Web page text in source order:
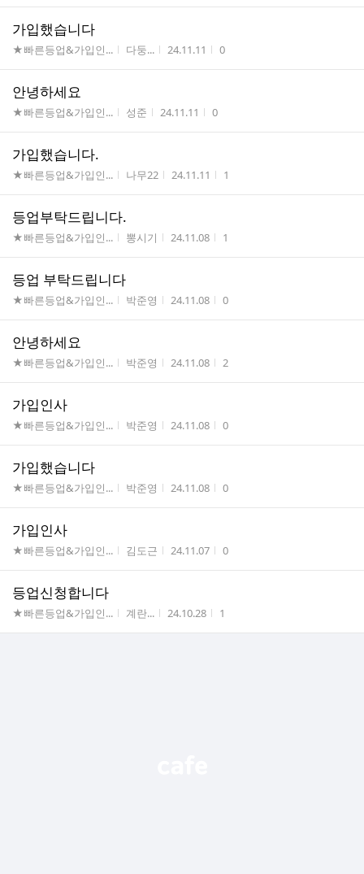
가입했습니다
게시판명
★빠른등업&가입인... 작성자
다둥... 작성시간
24.11.11 조회수
0
안녕하세요
게시판명
★빠른등업&가입인... 작성자
성준 작성시간
24.11.11 조회수
0
가입했습니다.
게시판명
★빠른등업&가입인... 작성자
나무22 작성시간
24.11.11 조회수
1
등업부탁드립니다.
게시판명
★빠른등업&가입인... 작성자
뽕시기 작성시간
24.11.08 조회수
1
등업 부탁드립니다
게시판명
★빠른등업&가입인... 작성자
박준영 작성시간
24.11.08 조회수
0
안녕하세요
게시판명
★빠른등업&가입인... 작성자
박준영 작성시간
24.11.08 조회수
2
가입인사
게시판명
★빠른등업&가입인... 작성자
박준영 작성시간
24.11.08 조회수
0
가입했습니다
게시판명
★빠른등업&가입인... 작성자
박준영 작성시간
24.11.08 조회수
0
가입인사
게시판명
★빠른등업&가입인... 작성자
김도근 작성시간
24.11.07 조회수
0
등업신청합니다
게시판명
★빠른등업&가입인... 작성자
계란... 작성시간
24.10.28 조회수
1